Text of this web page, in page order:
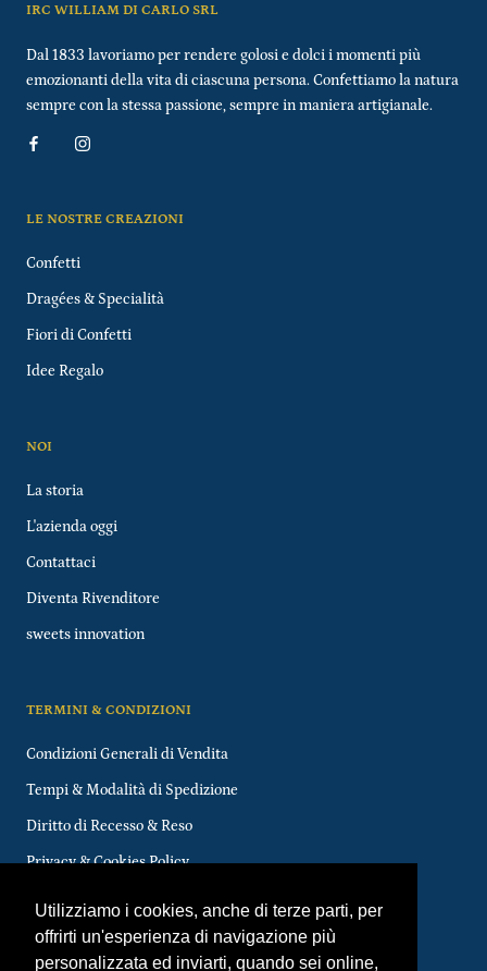
Utilizziamo i cookies, anche di terze parti, per
offrirti un'esperienza di navigazione più
personalizzata ed inviarti, quando sei online,
IRC WILLIAM DI CARLO SRL
Dal 1833 lavoriamo per rendere golosi e dolci i momenti più
emozionanti della vita di ciascuna persona. Confettiamo la natura
sempre con la stessa passione, sempre in maniera artigianale.
LE NOSTRE CREAZIONI
Confetti
Dragées & Specialità
Fiori di Confetti
Idee Regalo
NOI
La storia
L'azienda oggi
Contattaci
Diventa Rivenditore
sweets innovation
TERMINI & CONDIZIONI
Condizioni Generali di Vendita
Tempi & Modalità di Spedizione
Diritto di Recesso & Reso
Privacy & Cookies Policy